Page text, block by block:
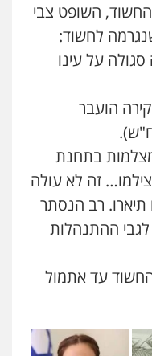
עורכי דין
תעבורה
פלילי
דין
צווארון לבן תעבורה
מעצרים וחקירות
עו"ד
השופט צבי
לחשוד:
על עינו
הועבר
מצלמות בתחנת
זה לא עולה
רב הנסתר
ההתנהלות
עד אתמול